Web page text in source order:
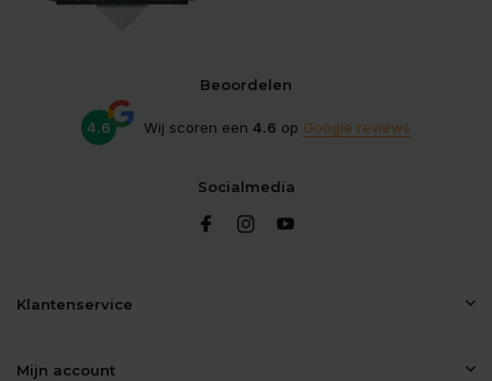
Beoordelen
4.6 Wij scoren een 4.6 op Google reviews
Socialmedia
Klantenservice
Mijn account